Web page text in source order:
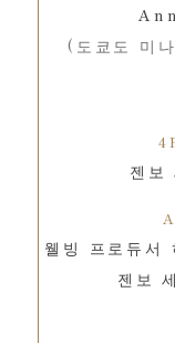
(도쿄도 미
젠보
웰빙 프로듀서
젠보